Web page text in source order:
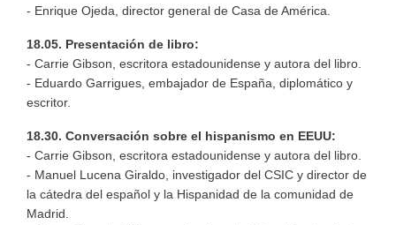
- Enrique Ojeda, director general de Casa de América.
18.05. Presentación de libro:
- Carrie Gibson, escritora estadounidense y autora del libro.
- Eduardo Garrigues, embajador de España, diplomático y
escritor.
18.30. Conversación sobre el hispanismo en EEUU:
- Carrie Gibson, escritora estadounidense y autora del libro.
- Manuel Lucena Giraldo, investigador del CSIC y director de
la cátedra del español y la Hispanidad de la comunidad de
Madrid.